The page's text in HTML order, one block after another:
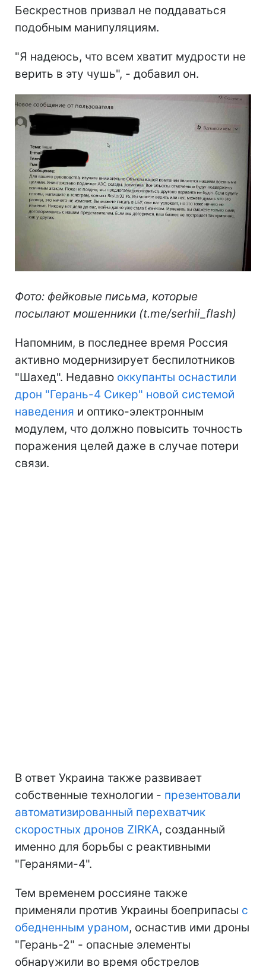
Бескрестнов призвал не поддаваться
подобным манипуляциям.
"Я надеюсь, что всем хватит мудрости не
верить в эту чушь", - добавил он.
Фото: фейковые письма, которые
посылают мошенники (t.me/serhii_flash)
Напомним, в последнее время Россия
активно модернизирует беспилотников
"Шахед". Недавно оккупанты оснастили
дрон "Герань-4 Сикер" новой системой
наведения и оптико-электронным
модулем, что должно повысить точность
поражения целей даже в случае потери
связи.
В ответ Украина также развивает
собственные технологии - презентовали
автоматизированный перехватчик
скоростных дронов ZIRKA, созданный
именно для борьбы с реактивными
"Геранями-4".
Тем временем россияне также
применяли против Украины боеприпасы с
обедненным ураном, оснастив ими дроны
"Герань-2" - опасные элементы
обнаружили во время обстрелов